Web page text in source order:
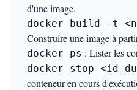
d'une image.
docker build -t
Construire une image à
docker ps : Lister les
docker stop
conteneur en cours